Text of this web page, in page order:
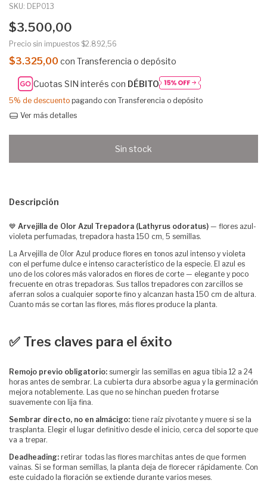
SKU: DEP013
$3.500,00
Precio sin impuestos $2.892,56
$3.325,00 con Transferencia o depósito
Cuotas SIN interés con DÉBITO
5% de descuento pagando con Transferencia o depósito
Ver más detalles
Descripción
💙 Arvejilla de Olor Azul Trepadora (Lathyrus odoratus) — flores azul-
violeta perfumadas, trepadora hasta 150 cm, 5 semillas.
La Arvejilla de Olor Azul produce flores en tonos azul intenso y violeta
con el perfume dulce e intenso característico de la especie. El azul es
uno de los colores más valorados en flores de corte — elegante y poco
frecuente en otras trepadoras. Sus tallos trepadores con zarcillos se
aferran solos a cualquier soporte fino y alcanzan hasta 150 cm de altura.
Cuanto más se cortan las flores, más flores produce la planta.
✅ Tres claves para el éxito
Remojo previo obligatorio: sumergir las semillas en agua tibia 12 a 24
horas antes de sembrar. La cubierta dura absorbe agua y la germinación
mejora notablemente. Las que no se hinchan pueden frotarse
suavemente con lija fina.
Sembrar directo, no en almácigo: tiene raíz pivotante y muere si se la
trasplanta. Elegir el lugar definitivo desde el inicio, cerca del soporte que
va a trepar.
Deadheading: retirar todas las flores marchitas antes de que formen
vainas. Si se forman semillas, la planta deja de florecer rápidamente. Con
este cuidado la floración se extiende durante varios meses.